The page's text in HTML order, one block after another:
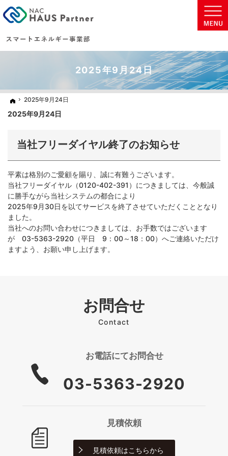
2025年9月24日
ホーム
2025年9月24日
2025年9月24日
当社フリーダイヤル終了のお知らせ
平素は格別のご愛顧を賜り、誠に有難うございます。
当社フリーダイヤル（0120-402-391）につきましては、今般誠
に勝手ながら当社システムの都合により
2025年9月30日を以てサービスを終了させていただくこととなり
ました。
当社へのお問い合わせにつきましては、お手数ではございます
が 03-5363-2920（平日 9：00～18：00）へご連絡いただけ
ますよう、お願い申し上げます。
ホーム
2025年9月24日
お問合せ
Contact
お電話にてお問合せ
03-5363-2920
見積依頼
見積依頼はこちらから